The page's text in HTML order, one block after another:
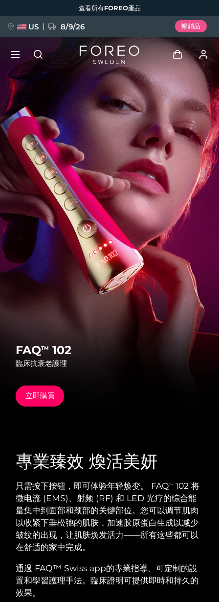
FAQTM 102
臨床抗衰老護理
立即購買
專業臻效 煥活美妍
只需按下按钮，即可体验年轻焕变。 FAQTM
102 将
微电流 (EMS)、射频 (RF) 和 LED 光疗的综合能
量集中到面部和颈部的关键部位。您可以调节肌肉
以收紧下垂松弛的肌肤，加速胶原蛋白生成以减少
皱纹的出现，让肌肤焕发活力——所有这些都可以
在舒适的家中完成。
通過 FAQ™ Swiss app的專業指導、可定制的設
置和學習護理手法。臨床證明可提供即時和持久的
效果。
查看所有FOREO產品
US 8/9/26 暢銷品
用戶信息
我的設備
我的訂單
我的地址
我的訂閱
新品
FAQ™ Pure Beauty-Tech Elixir
BREAKING NEWS
issa™ Teeth Whitening Set
FAQ™ Dual LED Panel
特別優惠
紅光療法
面部清潔
LUNA™ 4 套裝
Anti-aging massage
LUNA™ 4 Plus
Massage, LED heating
緊致提拉
BEAR™ 2 套裝
Microcurrent toning
BEAR™ 2 go
Microcurrent toning on-the-go
UFO™ 3 套裝
Deep facial hydration
issa™ 4
Hybrid silicone sonic toothbrush
FAQ™ 抗老護理
語言
English Deutsch
Español
Français
Italiano
Português
Polski
Svenska
Русский
Türkçe
简体中文 繁體中文
發貨國家
預計送達日期
英國 預計送達日期 8/8/26
預計送達日期 8/8/26
預計送達日期 8/11/26
8/8/26
德國
加拿大
奧地利 預計送達日期
比利時 預計送達日期8/8/26
百慕達 預計送達日期8/14/26
波士尼亞與赫塞哥維納
汶萊 預計送達日期8/13/26
保加利亞